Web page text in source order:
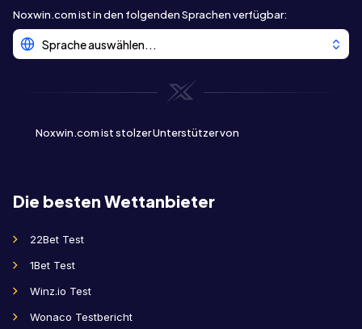
Die besten Wettanbieter
22Bet Test
1Bet Test
Winz.io Test
Wonaco Testbericht
Noxwin.com ist in den folgenden Sprachen verfügbar:
Sprache auswählen...
Noxwin.com ist stolzer Unterstützer von